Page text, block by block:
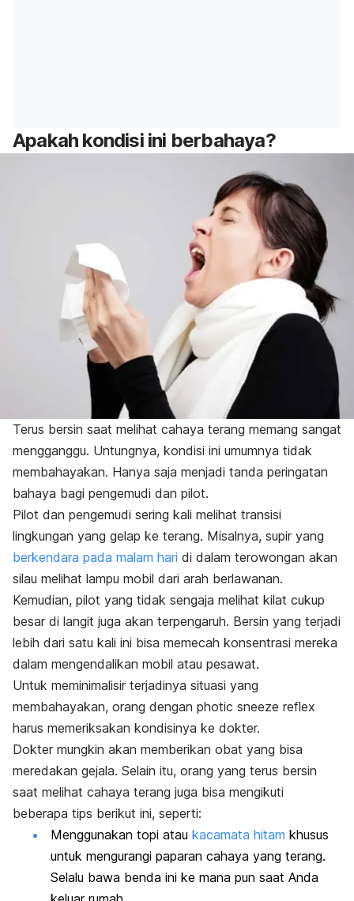
Apakah kondisi ini berbahaya?
Terus bersin saat melihat cahaya terang memang sangat
mengganggu. Untungnya, kondisi ini umumnya tidak
membahayakan. Hanya saja menjadi tanda peringatan
bahaya bagi pengemudi dan pilot.
Pilot dan pengemudi sering kali melihat transisi
lingkungan yang gelap ke terang. Misalnya, supir yang
berkendara pada malam hari di dalam terowongan akan
silau melihat lampu mobil dari arah berlawanan.
Kemudian, pilot yang tidak sengaja melihat kilat cukup
besar di langit juga akan terpengaruh. Bersin yang terjadi
lebih dari satu kali ini bisa memecah konsentrasi mereka
dalam mengendalikan mobil atau pesawat.
Untuk meminimalisir terjadinya situasi yang
membahayakan, orang dengan photic sneeze reflex
harus memeriksakan kondisinya ke dokter.
Dokter mungkin akan memberikan obat yang bisa
meredakan gejala. Selain itu, orang yang terus bersin
saat melihat cahaya terang juga bisa mengikuti
beberapa tips berikut ini, seperti:
Menggunakan topi atau kacamata hitam khusus
untuk mengurangi paparan cahaya yang terang.
Selalu bawa benda ini ke mana pun saat Anda